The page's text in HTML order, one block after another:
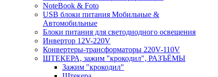
NoteBook & Foto
USB блоки питания Мобильные &
Автомобильные
Блоки питания для светодиодного освещения
Инвертор 12V-220V
Конвертеры-трансформаторы 220V-110V
ШТЕКЕРА, зажим "крокодил", РАЗЪЁМЫ
Зажим "крокодил"